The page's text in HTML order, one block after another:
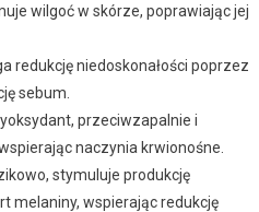
wilgoć w skórze, poprawiając jej
redukcję niedoskonałości poprzez
sebum.
przeciwzapalnie i
naczynia krwionośne.
stymuluje produkcję
melaniny, wspierając redukcję